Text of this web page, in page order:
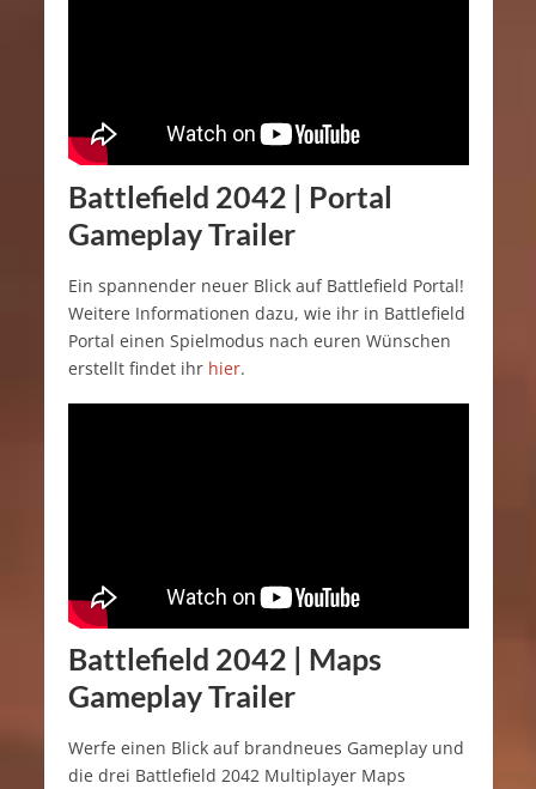
Battlefield 2042 | Portal
Gameplay Trailer
Ein spannender neuer Blick auf Battlefield Portal!
Weitere Informationen dazu, wie ihr in Battlefield
Portal einen Spielmodus nach euren Wünschen
erstellt findet ihr hier.
Battlefield 2042 | Maps
Gameplay Trailer
Werfe einen Blick auf brandneues Gameplay und
die drei Battlefield 2042 Multiplayer Maps